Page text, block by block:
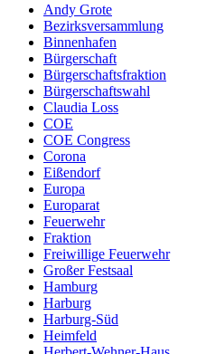
Andy Grote
Bezirksversammlung
Binnenhafen
Bürgerschaft
Bürgerschaftsfraktion
Bürgerschaftswahl
Claudia Loss
COE
COE Congress
Corona
Eißendorf
Europa
Europarat
Feuerwehr
Fraktion
Freiwillige Feuerwehr
Großer Festsaal
Hamburg
Harburg
Harburg-Süd
Heimfeld